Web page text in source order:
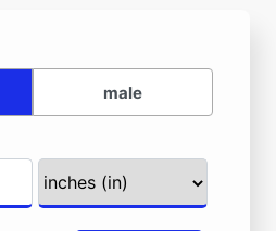
male